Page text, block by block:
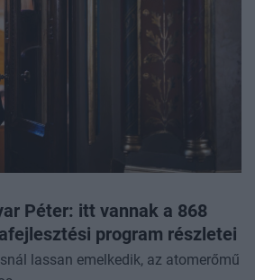
Péter: itt vannak a 868
program részletei
lassan emelkedik, az atomerőmű